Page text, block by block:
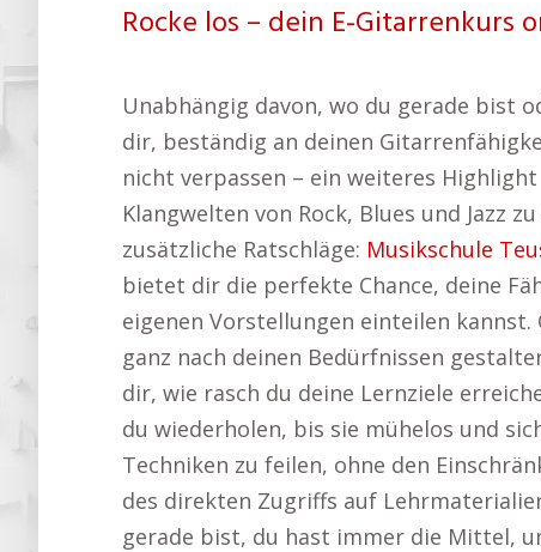
Rocke los – dein E-Gitarrenkurs
Unabhängig davon, wo du gerade bist
dir, beständig an deinen
nicht verpassen – ein weiteres
Klangwelten von Rock, Blues und Jazz
zusätzliche Ratschläge: Musikschule
bietet dir die perfekte Chance, deine
eigenen Vorstellungen einteilen
ganz nach deinen Bedürfnissen
dir, wie rasch du deine Lernziele
du wiederholen, bis sie mühelos und
Techniken zu feilen, ohne den
des direkten Zugriffs auf
gerade bist, du hast immer die Mittel,